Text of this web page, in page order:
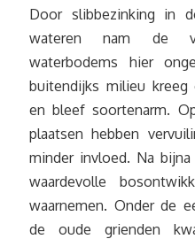
Door slibbezinking in
wateren nam de
waterbodems hier
buitendijks milieu
en bleef soortenarm.
plaatsen hebben
minder invloed. Na
waardevolle
waarnemen. Onder de
de oude grienden